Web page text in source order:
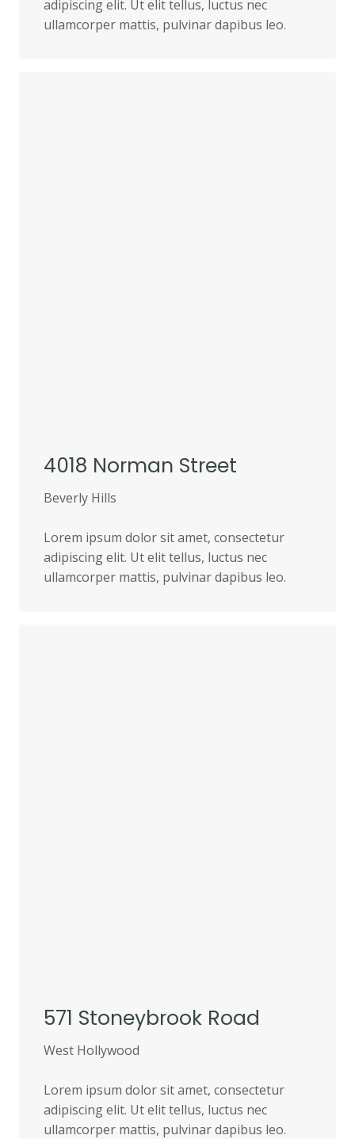
adipiscing elit. Ut elit tellus, luctus nec
ullamcorper mattis, pulvinar dapibus leo.
4018 Norman Street
Beverly Hills
Lorem ipsum dolor sit amet, consectetur
adipiscing elit. Ut elit tellus, luctus nec
ullamcorper mattis, pulvinar dapibus leo.
571 Stoneybrook Road
West Hollywood
Lorem ipsum dolor sit amet, consectetur
adipiscing elit. Ut elit tellus, luctus nec
ullamcorper mattis, pulvinar dapibus leo.